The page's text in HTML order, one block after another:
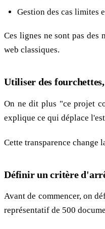
Gestion des cas limites
Ces lignes ne sont pas
web classiques.
Utiliser des
On ne dit plus "ce projet
explique ce qui déplace
Cette transparence change
Définir un critère
Avant de commencer, on
représentatif de 500